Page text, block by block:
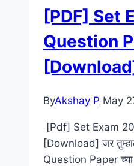
|
Marathi
Poem
[PDF] Set
Question
ByAkshay P May
[Pdf] Set Exam
[Download] जर
Question Paper